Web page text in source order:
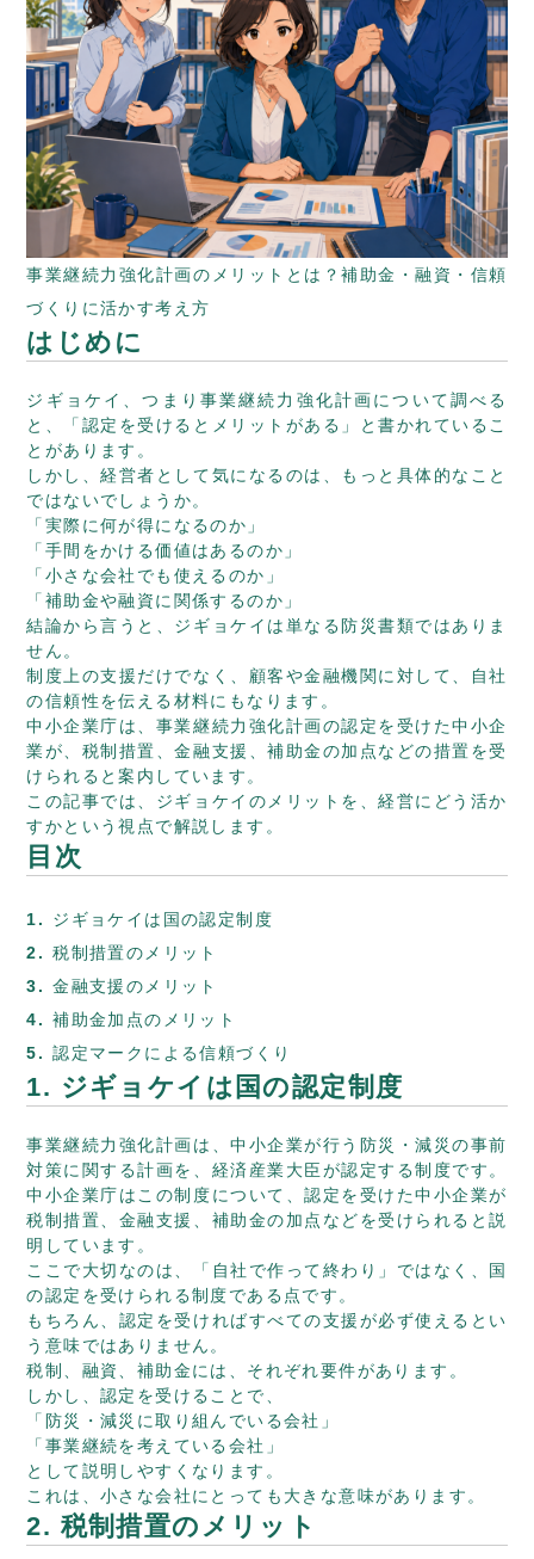
事業継続力強化計画のメリットとは？補助金・融資・信頼
づくりに活かす考え方
はじめに
ジギョケイ、つまり事業継続力強化計画について調べる
と、「認定を受けるとメリットがある」と書かれているこ
とがあります。
しかし、経営者として気になるのは、もっと具体的なこと
ではないでしょうか。
「実際に何が得になるのか」
「手間をかける価値はあるのか」
「小さな会社でも使えるのか」
「補助金や融資に関係するのか」
結論から言うと、ジギョケイは単なる防災書類ではありま
せん。
制度上の支援だけでなく、顧客や金融機関に対して、自社
の信頼性を伝える材料にもなります。
中小企業庁は、事業継続力強化計画の認定を受けた中小企
業が、税制措置、金融支援、補助金の加点などの措置を受
けられると案内しています。
この記事では、ジギョケイのメリットを、経営にどう活か
すかという視点で解説します。
目次
ジギョケイは国の認定制度
税制措置のメリット
金融支援のメリット
補助金加点のメリット
認定マークによる信頼づくり
1. ジギョケイは国の認定制度
事業継続力強化計画は、中小企業が行う防災・減災の事前
対策に関する計画を、経済産業大臣が認定する制度です。
中小企業庁はこの制度について、認定を受けた中小企業が
税制措置、金融支援、補助金の加点などを受けられると説
明しています。
ここで大切なのは、「自社で作って終わり」ではなく、国
の認定を受けられる制度である点です。
もちろん、認定を受ければすべての支援が必ず使えるとい
う意味ではありません。
税制、融資、補助金には、それぞれ要件があります。
しかし、認定を受けることで、
「防災・減災に取り組んでいる会社」
「事業継続を考えている会社」
として説明しやすくなります。
これは、小さな会社にとっても大きな意味があります。
2. 税制措置のメリット